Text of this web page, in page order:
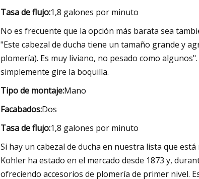
Tasa de flujo:1,8 galones por minuto
No es frecuente que la opción más barata sea
"Este cabezal de ducha tiene un tamaño grande y
plomería). Es muy liviano, no pesado como
simplemente gire la boquilla.
Tipo de montaje:Mano
Facabados:Dos
Tasa de flujo:1,8 galones por minuto
Si hay un cabezal de ducha en nuestra lista que
Kohler ha estado en el mercado desde 1873 y,
ofreciendo accesorios de plomería de primer nivel.